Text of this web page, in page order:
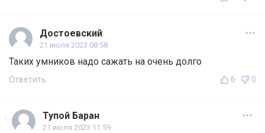
Достоевский
21 июля 2023 08:58
Таких умников надо сажать на очень долго
Ответить 6 0
Тупой Баран
21 июля 2023 11:59